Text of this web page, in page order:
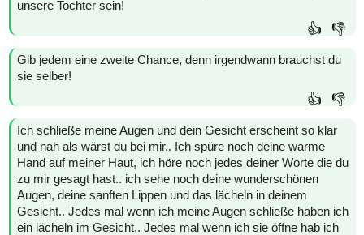
unsere Tochter sein!
👍 👎
Gib jedem eine zweite Chance, denn irgendwann brauchst du
sie selber!
👍 👎
Ich schließe meine Augen und dein Gesicht erscheint so klar
und nah als wärst du bei mir.. Ich spüre noch deine warme
Hand auf meiner Haut, ich höre noch jedes deiner Worte die du
zu mir gesagt hast.. ich sehe noch deine wunderschönen
Augen, deine sanften Lippen und das lächeln in deinem
Gesicht.. Jedes mal wenn ich meine Augen schließe haben ich
ein lächeln im Gesicht.. Jedes mal wenn ich sie öffne hab ich